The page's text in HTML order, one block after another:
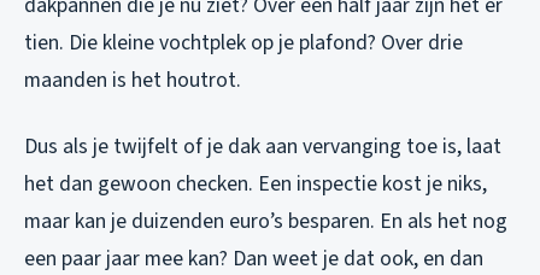
tien. Die kleine vochtplek op je plafond? Over drie
maanden is het houtrot.
Dus als je twijfelt of je dak aan vervanging toe is, laat
het dan gewoon checken. Een inspectie kost je niks,
maar kan je duizenden euro’s besparen. En als het nog
een paar jaar mee kan? Dan weet je dat ook, en dan